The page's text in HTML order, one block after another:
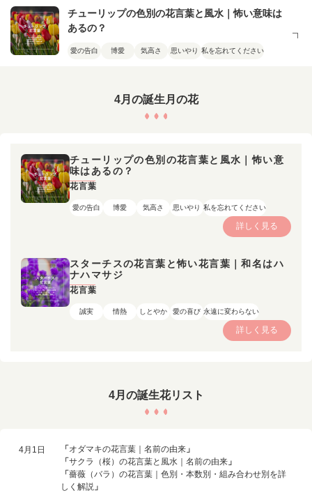
チューリップの色別の花言葉と風水｜怖い意味は
あるの？
愛の告白 博愛 気高さ 思いやり 私を忘れてください
4月の誕生月の花
チューリップの色別の花言葉と風水｜怖い意
味はあるの？
花言葉
愛の告白 博愛 気高さ 思いやり 私を忘れてください
詳しく見る
スターチスの花言葉と怖い花言葉｜和名はハ
ナハマサジ
花言葉
誠実 情熱 しとやか 愛の喜び 永遠に変わらない
詳しく見る
4月の誕生花リスト
4月1日 「オダマキの花言葉｜名前の由来 」
「サクラ（桜）の花言葉と風水｜名前の由来 」
「薔薇（バラ）の花言葉｜色別・本数別・組み合わせ別を詳
しく解説 」